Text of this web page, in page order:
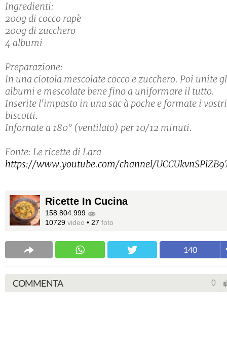
Ingredienti:
200g di cocco rapè
200g di zucchero
4 albumi
Preparazione:
In una ciotola mescolate cocco e zucchero. Poi unite
albumi e mescolate bene fino a uniformare il tutto.
Inserite l'impasto in una sac à poche e formate i vostri
biscotti.
Infornate a 180° (ventilato) per 10/12 minuti.
Fonte: Le ricette di Lara
https://www.youtube.com/channel/
Ricette In Cucina
158.804.999
10729 video • 27 foto
140
COMMENTA 0